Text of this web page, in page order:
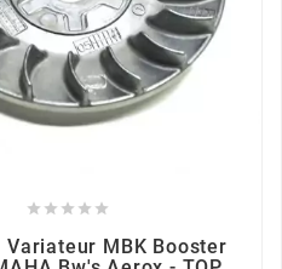
    
Variateur MBK Booster